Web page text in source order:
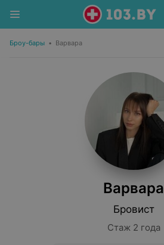
Броу-бары • Варвара
Варвара
Бровист
Стаж 2 года